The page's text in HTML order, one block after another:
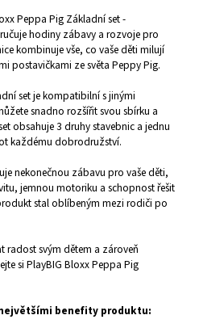
Peppa Pig Základní set -
hodiny zábavy a rozvoje pro
kombinuje vše, co vaše děti milují
postavičkami ze světa Peppy Pig.
set je kompatibilní s jinými
snadno rozšířit svou sbírku a
obsahuje 3 druhy stavebnic a jednu
každému dobrodružství.
nekonečnou zábavu pro vaše děti,
jemnou motoriku a schopnost řešit
stal oblíbeným mezi rodiči po
radost svým dětem a zároveň
si PlayBIG Bloxx Peppa Pig
benefity produktu: